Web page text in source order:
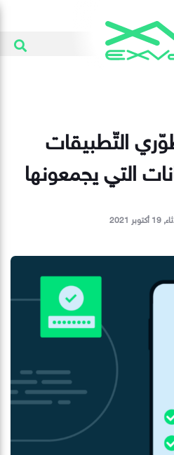
التّطبيقات
التي يجمعونها